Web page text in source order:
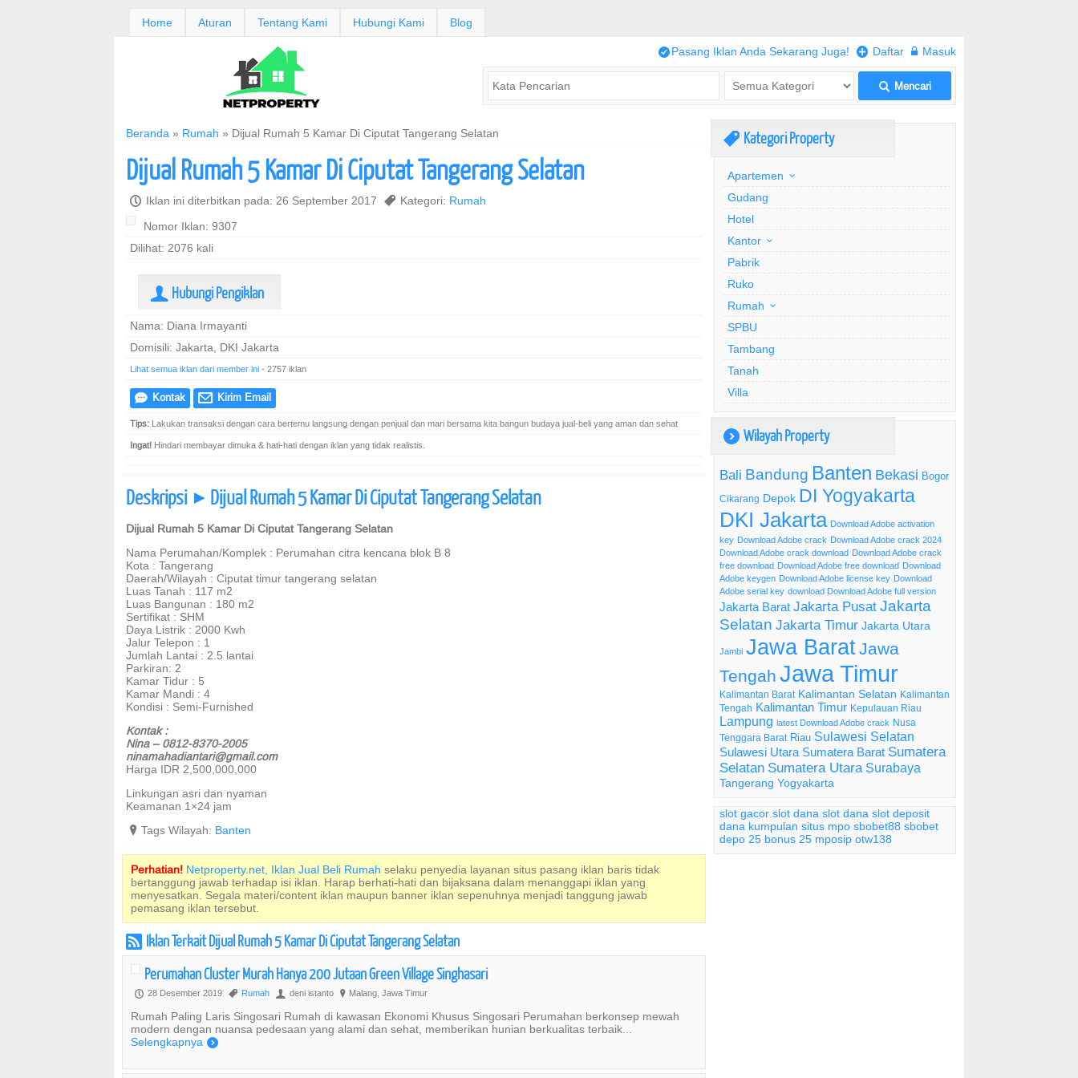
Home Aturan Tentang Kami Hubungi Kami Blog
/Pasang Iklan Anda Sekarang Juga! + Daftar w Masuk
L Mencari
Beranda » Rumah » Dijual Rumah 5 Kamar Di Ciputat Tangerang Selatan
Dijual Rumah 5 Kamar Di Ciputat Tangerang Selatan
P Iklan ini diterbitkan pada: 26 September 2017 , Kategori: Rumah
Nomor Iklan: 9307
Dilihat: 2076 kali
U Hubungi Pengiklan
Nama: Diana Irmayanti
Domisili: Jakarta, DKI Jakarta
Lihat semua iklan dari member ini - 2757 iklan
e Kontak @ Kirim Email
Tips: Lakukan transaksi dengan cara bertemu langsung dengan penjual dan mari bersama kita bangun budaya jual-beli yang aman dan sehat
Ingat! Hindari membayar dimuka & hati-hati dengan iklan yang tidak realistis.
Deskripsi ] Dijual Rumah 5 Kamar Di Ciputat Tangerang Selatan
Dijual Rumah 5 Kamar Di Ciputat Tangerang Selatan
Nama Perumahan/Komplek : Perumahan citra kencana blok B 8
Kota : Tangerang
Daerah/Wilayah : Ciputat timur tangerang selatan
Luas Tanah : 117 m2
Luas Bangunan : 180 m2
Sertifikat : SHM
Daya Listrik : 2000 Kwh
Jalur Telepon : 1
Jumlah Lantai : 2.5 lantai
Parkiran: 2
Kamar Tidur : 5
Kamar Mandi : 4
Kondisi : Semi-Furnished
Kontak :
Nina – 0812-8370-2005
ninamahadiantari@gmail.com
Harga IDR 2,500,000,000
Linkungan asri dan nyaman
Keamanan 1×24 jam
? Tags Wilayah: Banten
Perhatian! Netproperty.net, Iklan Jual Beli Rumah selaku penyedia layanan situs pasang iklan baris tidak
bertanggung jawab terhadap isi iklan. Harap berhati-hati dan bijaksana dalam menanggapi iklan yang
menyesatkan. Segala materi/content iklan maupun banner iklan sepenuhnya menjadi tanggung jawab
pemasang iklan tersebut.
r Iklan Terkait Dijual Rumah 5 Kamar Di Ciputat Tangerang Selatan
Perumahan Cluster Murah Hanya 200 Jutaan Green Village Singhasari
P 28 Desember 2019 , Rumah U deni istanto ? Malang, Jawa Timur
Rumah Paling Laris Singosari Rumah di kawasan Ekonomi Khusus Singosari Perumahan berkonsep mewah
modern dengan nuansa pedesaan yang alami dan sehat, memberikan hunian berkualitas terbaik...
Selengkapnya )
, Kategori Property
Apartemen
Gudang
Hotel
Kantor
Pabrik
Ruko
Rumah
SPBU
Tambang
Tanah
Villa
) Wilayah Property
Bali Bandung Banten Bekasi Bogor
Cikarang Depok DI Yogyakarta
DKI Jakarta Download Adobe activation
key Download Adobe crack Download Adobe crack 2024
Download Adobe crack download Download Adobe crack
free download Download Adobe free download Download
Adobe keygen Download Adobe license key Download
Adobe serial key download Download Adobe full version
Jakarta Barat Jakarta Pusat Jakarta
Selatan Jakarta Timur Jakarta Utara
Jambi Jawa BaratJawa
Tengah Jawa Timur
Kalimantan Barat Kalimantan Selatan Kalimantan
Tengah Kalimantan Timur Kepulauan Riau
Lampung latest Download Adobe crack Nusa
Tenggara Barat Riau Sulawesi Selatan
Sulawesi Utara Sumatera Barat Sumatera
Selatan Sumatera Utara Surabaya
Tangerang Yogyakarta
slot gacor slot dana slot dana slot deposit
dana kumpulan situs mpo sbobet88 sbobet
depo 25 bonus 25 mposip otw138